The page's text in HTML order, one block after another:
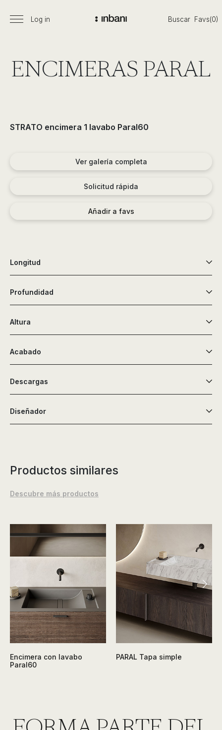
de
baños,
nuevos
tecnologías
en
muebles,
lavabos,
bañeras,
platos
Menú
Log in Buscar Favs(0)
ENCIMERAS PARAL
STRATO encimera 1 lavabo Paral60
Ver galería completa
Solicitud rápida
Añadir a favs
Longitud
Profundidad
Altura
Acabado
Descargas
Diseñador
Productos similares
Descubre más productos
Encimera con lavabo
Paral60
PARAL Tapa simple